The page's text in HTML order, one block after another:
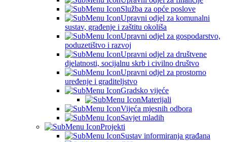
Služba za opće poslove
Upravni odjel za komunalni
sustav, građenje i zaštitu okoliša
Upravni odjel za gospodarstvo,
poduzetištvo i razvoj
Upravni odjel za društvene
djelatnosti, socijalnu skrb i civilno društvo
Upravni odjel za prostorno
uređenje i graditeljstvo
Gradsko vijeće
Materijali
Vijeća mjesnih odbora
Savjet mladih
Projekti
Sustav informiranja građana